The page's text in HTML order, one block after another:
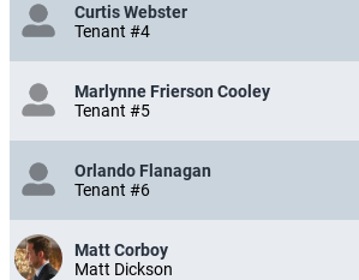
Curtis Webster
Tenant #4
Marlynne Frierson Cooley
Tenant #5
Orlando Flanagan
Tenant #6
Matt Corboy
Matt Dickson